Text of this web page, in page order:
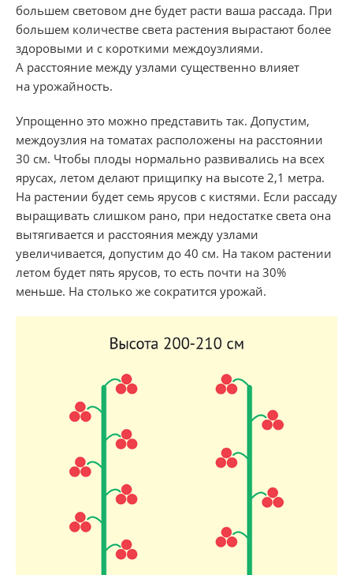
большем световом дне будет расти ваша рассада. При
большем количестве света растения вырастают более
здоровыми и с короткими междоузлиями.
А расстояние между узлами существенно влияет
на урожайность.
Упрощенно это можно представить так. Допустим,
междоузлия на томатах расположены на расстоянии
30 см. Чтобы плоды нормально развивались на всех
ярусах, летом делают прищипку на высоте 2,1 метра.
На растении будет семь ярусов с кистями. Если рассаду
выращивать слишком рано, при недостатке света она
вытягивается и расстояния между узлами
увеличивается, допустим до 40 см. На таком растении
летом будет пять ярусов, то есть почти на 30%
меньше. На столько же сократится урожай.